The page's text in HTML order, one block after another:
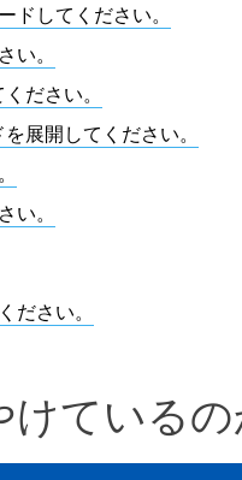
してください。
。
ださい。
展開してください。
い。
ださい。
けている